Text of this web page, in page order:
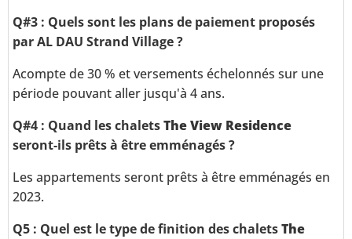
Q#3 : Quels sont les plans de paiement proposés
par AL DAU Strand Village ?
Acompte de 30 % et versements échelonnés sur une
période pouvant aller jusqu'à 4 ans.
Q#4 : Quand les chaletsThe View Residence
seront-ils prêts à être emménagés ?
Les appartements seront prêts à être emménagés en
2023.
Q5 : Quel est le type de finition des chaletsThe